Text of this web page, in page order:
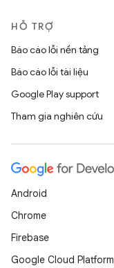
HỖ TRỢ
Báo cáo lỗi nền tảng
Báo cáo lỗi tài liệu
Google Play support
Tham gia nghiên cứu
Android
Chrome
Firebase
Google Cloud Platform